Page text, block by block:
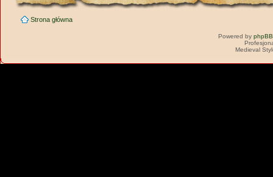
Strona główna
Powered by phpBB
Medieval